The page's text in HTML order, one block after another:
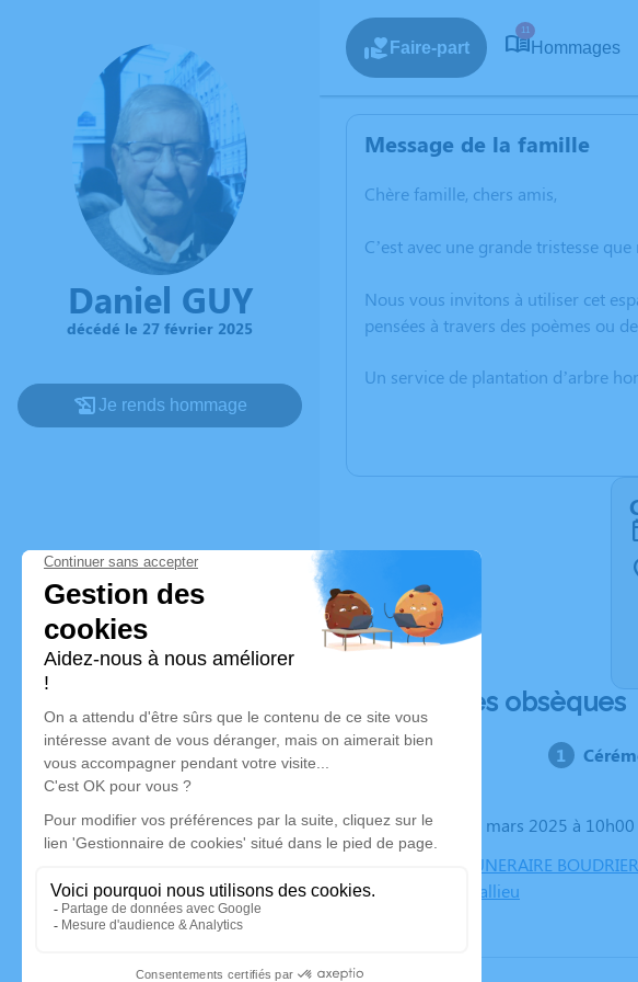
Daniel GUY
décédé le 27 février 2025
Je rends hommage
Faire-part
11
Hommages
Message de la famille
Chère famille, chers amis,
C’est avec une grande tristesse
Nous vous invitons à utiliser cet
pensées à travers des poèmes ou
Un service de plantation d’arbre
Déroulé des obsèques
Le jeudi 06 mars 2025 à 10h00
CENTRE FUNERAIRE
Bourgoin Jallieu